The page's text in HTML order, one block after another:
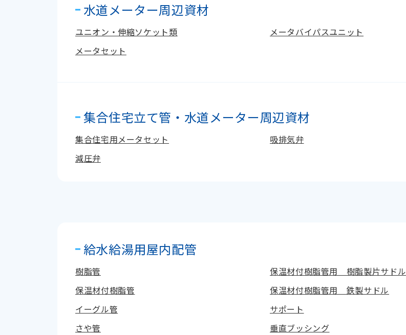
水道メーター周辺資材
ユニオン・伸縮ソケット類
メータセット
メータバイパスユニット
集合住宅立て管・水道メーター周辺資材
集合住宅用メータセット
減圧弁
吸排気弁
給水給湯用屋内配管
樹脂管
保温材付樹脂管
イーグル管
さや管
保温材付樹脂管用 樹脂製片サドル
保温材付樹脂管用 鉄製サドル
サポート
垂直ブッシング